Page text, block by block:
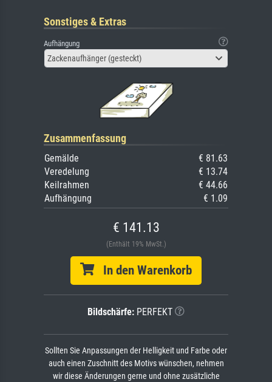
Sonstiges & Extras
Aufhängung
Zackenaufhänger (gesteckt)
Zusammenfassung
Gemälde
€ 81.63
Veredelung
€ 13.74
Keilrahmen
€ 44.66
Aufhängung
€ 1.09
€ 141.13
(Enthält 19% MwSt.)
In den Warenkorb
Bildschärfe: PERFEKT
Sollten Sie Anpassungen der Helligkeit und Farbe oder
auch einen Zuschnitt des Motivs wünschen, nehmen
wir diese Änderungen gerne und ohne zusätzliche